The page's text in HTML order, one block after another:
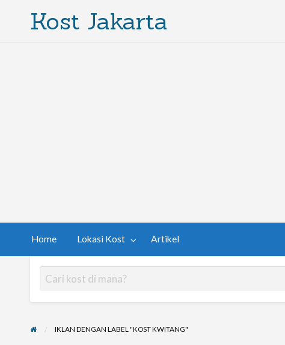
Kost Jakarta
Home Lokasi Kost Artikel
IKLAN DENGAN LABEL "KOST KWITANG"